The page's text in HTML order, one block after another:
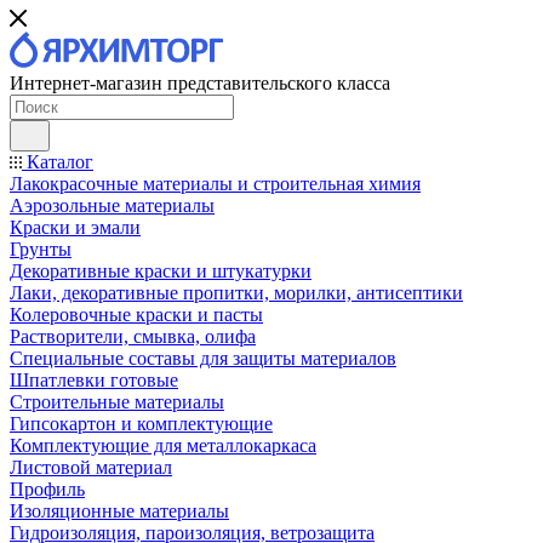
Интернет-магазин представительского класса
Каталог
Лакокрасочные материалы и строительная химия
Аэрозольные материалы
Краски и эмали
Грунты
Декоративные краски и штукатурки
Лаки, декоративные пропитки, морилки, антисептики
Колеровочные краски и пасты
Растворители, смывка, олифа
Специальные составы для защиты материалов
Шпатлевки готовые
Строительные материалы
Гипсокартон и комплектующие
Комплектующие для металлокаркаса
Листовой материал
Профиль
Изоляционные материалы
Гидроизоляция, пароизоляция, ветрозащита